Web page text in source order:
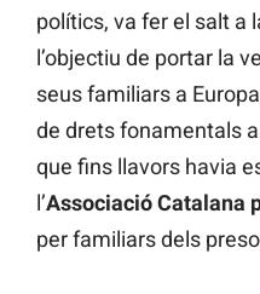
polítics, va fer el salt a
l’objectiu de portar la
seus familiars a
de drets fonamentals
que fins llavors havia
l’Associació Catalana
per familiars dels